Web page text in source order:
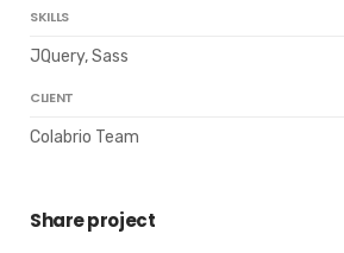
SKILLS
JQuery, Sass
CLIENT
Colabrio Team
Share project